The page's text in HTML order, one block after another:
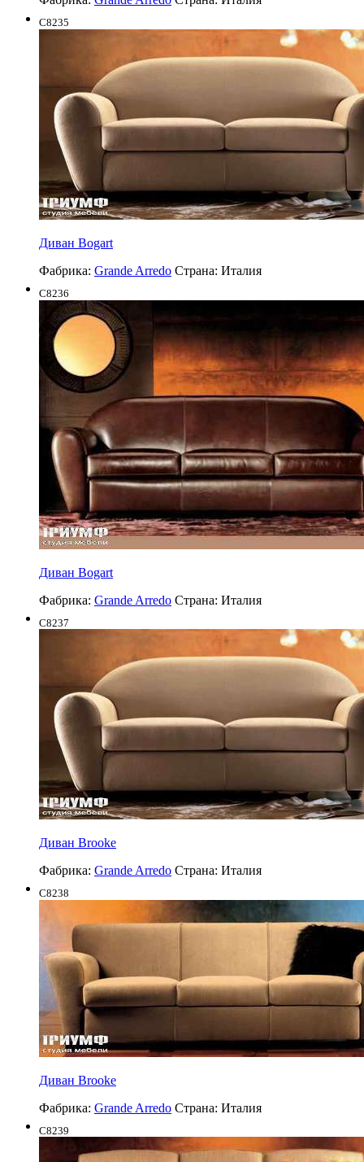
C8235
Диван Bogart
Фабрика: Grande Arredo Страна: Италия
C8236
Диван Bogart
Фабрика: Grande Arredo Страна: Италия
C8237
Диван Brooke
Фабрика: Grande Arredo Страна: Италия
C8238
Диван Brooke
Фабрика: Grande Arredo Страна: Италия
C8239